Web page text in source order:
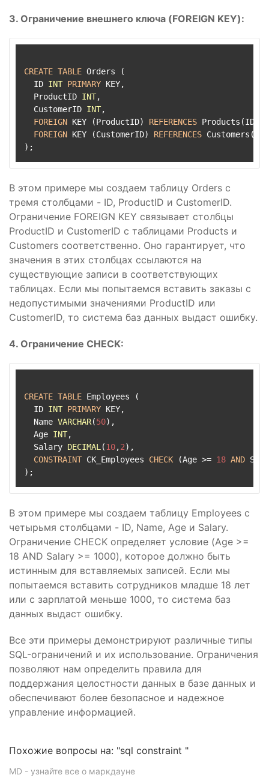
3. Ограничение внешнего ключа (FOREIGN KEY):
CREATE TABLE Orders (
  ID
INT PRIMARY KEY,
  ProductID
INT,
  CustomerID
INT,
FOREIGN KEY (ProductID) REFERENCES Products(ID),
FOREIGN KEY (CustomerID) REFERENCES Customers(ID)
В этом примере мы создаем таблицу Orders с
тремя столбцами - ID, ProductID и CustomerID.
Ограничение FOREIGN KEY связывает столбцы
ProductID и CustomerID с таблицами Products и
Customers соответственно. Оно гарантирует, что
значения в этих столбцах ссылаются на
существующие записи в соответствующих
таблицах. Если мы попытаемся вставить заказы с
недопустимыми значениями ProductID или
CustomerID, то система баз данных выдаст ошибку.
4. Ограничение CHECK:
CREATE TABLE Employees (
  ID
INT PRIMARY KEY,
  Name
VARCHAR(50),
  Age
INT,
  Salary
DECIMAL (10,2),
CONSTRAINT CK_Employees CHECK (Age >= 18 AND
В этом примере мы создаем таблицу Employees с
четырьмя столбцами - ID, Name, Age и Salary.
Ограничение CHECK определяет условие (Age >=
18 AND Salary >= 1000), которое должно быть
истинным для вставляемых записей. Если мы
попытаемся вставить сотрудников младше 18 лет
или с зарплатой меньше 1000, то система баз
данных выдаст ошибку.
Все эти примеры демонстрируют различные типы
SQL-ограничений и их использование. Ограничения
позволяют нам определить правила для
поддержания целостности данных в базе данных и
обеспечивают более безопасное и надежное
управление информацией.
Похожие вопросы на: "sql constraint "
MD - узнайте все о маркдауне